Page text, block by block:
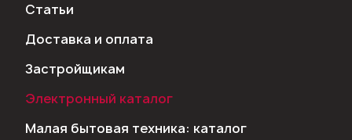
Статьи
Доставка и оплата
Застройщикам
Электронный каталог
Малая бытовая техника: каталог